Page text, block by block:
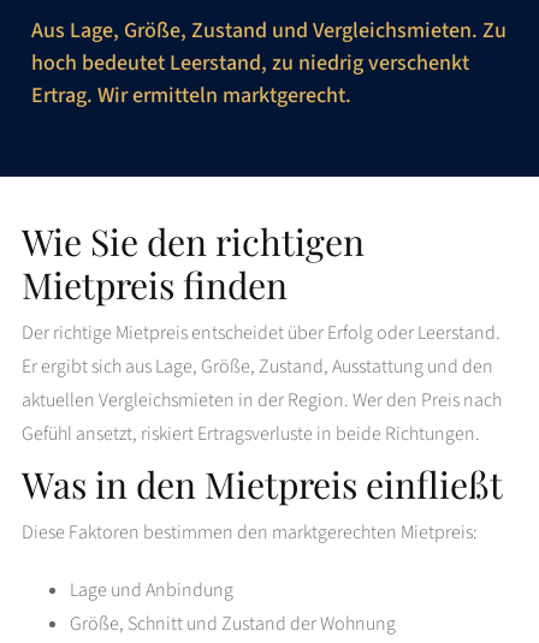
Aus Lage, Größe, Zustand und Vergleichsmieten. Zu
hoch bedeutet Leerstand, zu niedrig verschenkt
Ertrag. Wir ermitteln marktgerecht.
Wie Sie den richtigen
Mietpreis finden
Der richtige Mietpreis entscheidet über Erfolg oder Leerstand.
Er ergibt sich aus Lage, Größe, Zustand, Ausstattung und den
aktuellen Vergleichsmieten in der Region. Wer den Preis nach
Gefühl ansetzt, riskiert Ertragsverluste in beide Richtungen.
Was in den Mietpreis einfließt
Diese Faktoren bestimmen den marktgerechten Mietpreis:
Lage und Anbindung
Größe, Schnitt und Zustand der Wohnung